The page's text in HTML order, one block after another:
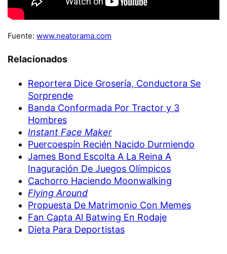
Fuente: www.neatorama.com
Relacionados
Reportera Dice Grosería, Conductora Se
Sorprende
Banda Conformada Por Tractor y 3
Hombres
Instant Face Maker
Puercoespín Recién Nacido Durmiendo
James Bond Escolta A La Reina A
Inaguración De Juegos Olímpicos
Cachorro Haciendo Moonwalking
Flying Around
Propuesta De Matrimonio Con Memes
Fan Capta Al Batwing En Rodaje
Dieta Para Deportistas